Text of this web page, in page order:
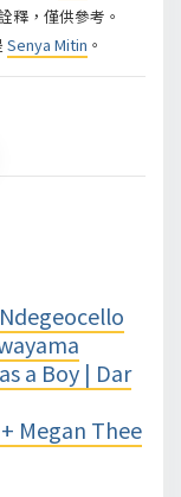
釋，僅供參考。
Senya Mitin 。
a Boy | Dar
Megan Thee